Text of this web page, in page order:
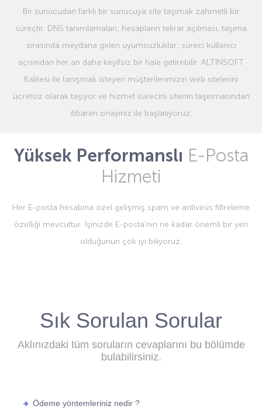
Bir sunucudan farklı bir sunucuya site taşımak zahmetli bir
süreçtir. DNS tanımlamaları; hesapların tekrar açılması, taşıma
sırasında meydana gelen uyumsuzluklar; süreci kullanıcı
açısından her an daha keyifsiz bir hale getirebilir. ALTINSOFT
Kalitesi ile tanışmak isteyen müşterilerimizin web sitelerini
ücretsiz olarak taşıyor ve hizmet sürecini sitenin taşınmasından
itibaren onayınız ile başlatıyoruz.
Yüksek Performanslı E-Posta
Hizmeti
Her E-posta hesabına özel gelişmiş spam ve antivirüs filtreleme
özelliği mevcuttur. İşinizde E-posta'nın ne kadar önemli bir yeri
olduğunun çok iyi biliyoruz.
Sık Sorulan Sorular
Aklınızdaki tüm soruların cevaplarını bu bölümde
bulabilirsiniz.
Ödeme yöntemleriniz nedir ?